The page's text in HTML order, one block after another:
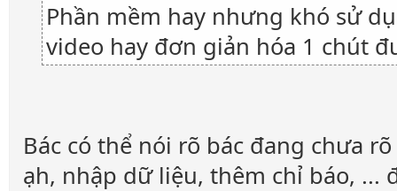
Phần mềm hay nhưng khó sử
video hay đơn giản hóa 1 chút
Bác có thể nói rõ bác đang chưa
ạh, nhập dữ liệu, thêm chỉ báo, ...